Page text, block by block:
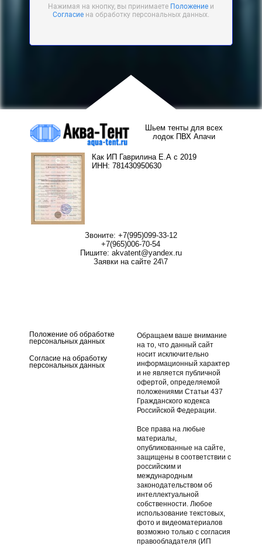
Нажимая на кнопку, вы принимаете Положение и
Согласие на обработку персональных данных.
Шьем тенты для всех
лодок ПВХ Апачи
Как ИП Гаврилина Е.А с 2019
ИНН: 781430950630
Звоните: +7(995)099-33-12
+7(965)006-70-54
Пишите: akvatent@yandex.ru
Заявки на сайте 24\7
Положение об обработке
персональных данных
Согласие на обработку
персональных данных
Обращаем ваше внимание
на то, что данный сайт
носит исключительно
информационный характер
и не является публичной
офертой, определяемой
положениями Статьи 437
Гражданского кодекса
Российской Федерации.
Все права на любые
материалы,
опубликованные на сайте,
защищены в соответствии с
российским и
международным
законодательством об
интеллектуальной
собственности. Любое
использование текстовых,
фото и видеоматериалов
возможно только с согласия
правообладателя (ИП